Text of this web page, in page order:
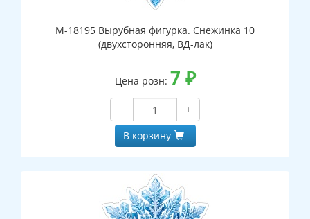
М-18195 Вырубная фигурка. Снежинка 10
(двухсторонняя, ВД-лак)
Цена розн: 7 ₽
−
+
В корзину